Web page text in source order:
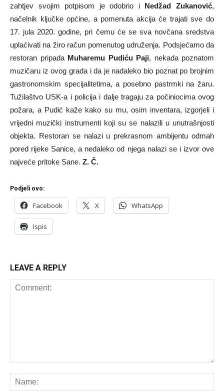
zahtjev svojim potpisom je odobrio i Nedžad Zukanović,
načelnik ključke općine, a pomenuta akcija će trajati sve do
17. jula 2020. godine, pri čemu će se sva novčana sredstva
uplaćivati na žiro račun pomenutog udruženja. Podsjećamo da
restoran pripada Muharemu Pudiću Paji, nekada poznatom
muzičaru iz ovog grada i da je nadaleko bio poznat po brojnim
gastronomskim specijalitetima, a posebno pastrmki na žaru.
Tužilaštvo USK-a i policija i dalje tragaju za počiniocima ovog
požara, a Pudić kaže kako su mu, osim inventara, izgorjeli i
vrijedni muzički instrumenti koji su se nalazili u unutrašnjosti
objekta. Restoran se nalazi u prekrasnom ambijentu odmah
pored rijeke Sanice, a nedaleko od njega nalazi se i izvor ove
najveće pritoke Sane. Z. Č.
Podjeli ovo:
Facebook X WhatsApp
Ispis
LEAVE A REPLY